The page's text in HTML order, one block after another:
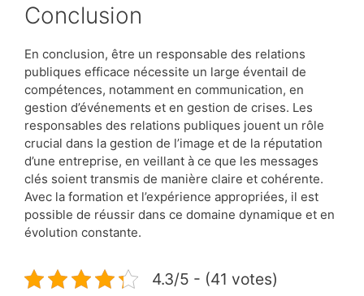
Conclusion
En conclusion, être un responsable des relations
publiques efficace nécessite un large éventail de
compétences, notamment en communication, en
gestion d’événements et en gestion de crises. Les
responsables des relations publiques jouent un rôle
crucial dans la gestion de l’image et de la réputation
d’une entreprise, en veillant à ce que les messages
clés soient transmis de manière claire et cohérente.
Avec la formation et l’expérience appropriées, il est
possible de réussir dans ce domaine dynamique et en
évolution constante.
4.3/5 - (41 votes)